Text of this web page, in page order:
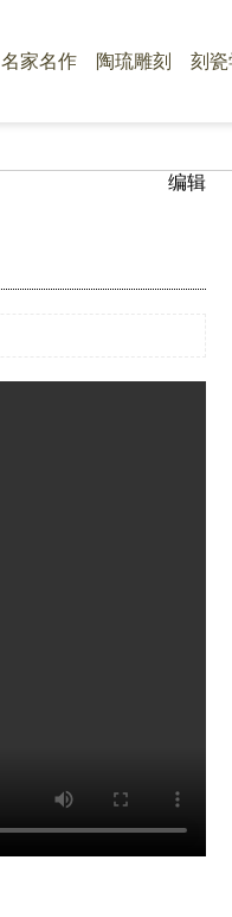
名家名作 陶琉雕刻 刻瓷
编辑